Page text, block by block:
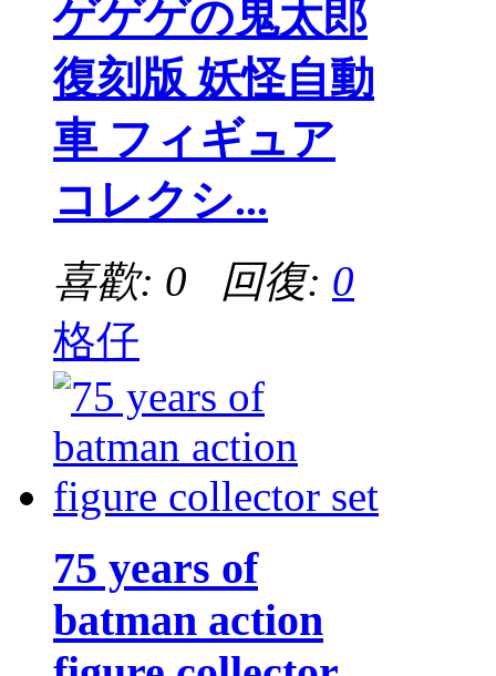
ゲゲゲの鬼太郎
復刻版 妖怪自動
車 フィギュア
コレクシ...
喜歡: 0 回復: 0
格仔
75 years of
batman action